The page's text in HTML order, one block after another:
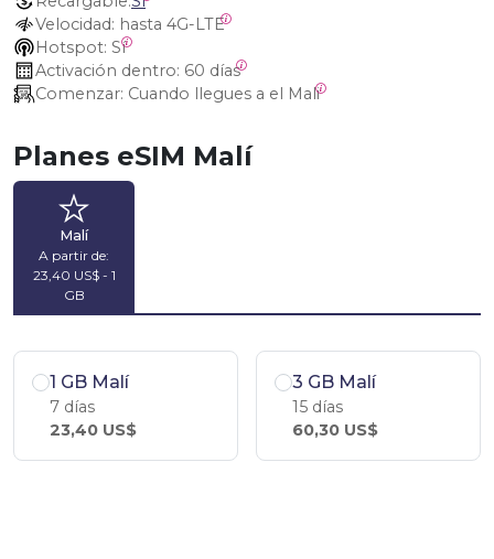
Velocidad: hasta 4G-LTE
Hotspot: Sí
Activación dentro: 60 días
Comenzar: Cuando llegues a el Mali
Planes eSIM Malí
Malí
A partir de:
23,40 US$ - 1
GB
1 GB Malí
7 días
23,40 US$
3 GB Malí
15 días
60,30 US$